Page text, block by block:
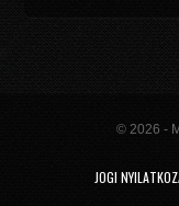
GET
Willcox
KUNG
© 2026 -
JOGI